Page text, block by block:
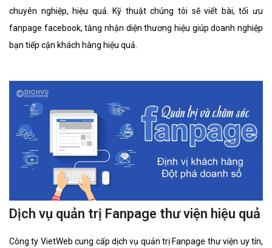
chuyên nghiệp, hiệu quả. Kỹ thuật chúng tôi sẽ viết bài, tối ưu
fanpage facebook, tăng nhận diện thương hiệu giúp doanh nghiệp
bạn tiếp cận khách hàng hiệu quả.
Dịch vụ quản trị Fanpage thư viện hiệu quả
Công ty VietWeb cung cấp dịch vụ quản trị Fanpage thư viện uy tín,